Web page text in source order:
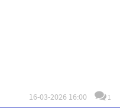
16-03-2026 16:00 1